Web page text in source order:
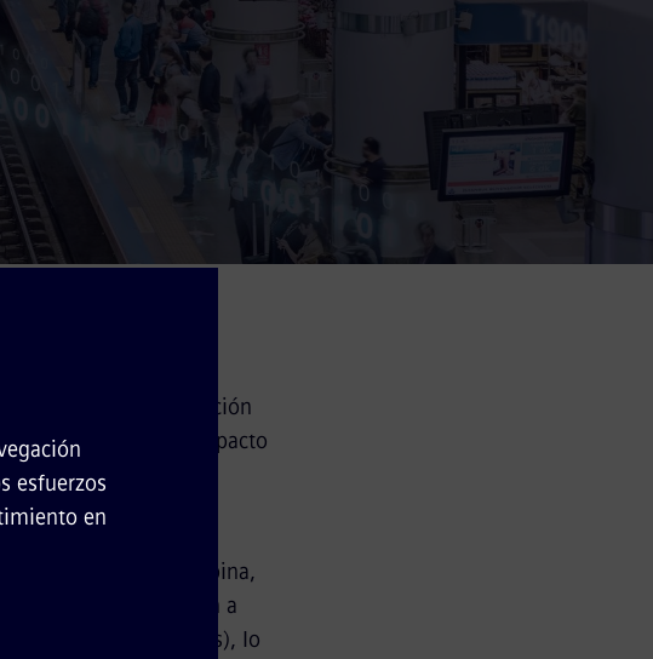
Una efectiva operación
tiene un impacto
la red como en la
estación digital combina,
información a
y tornos, entre otros), lo